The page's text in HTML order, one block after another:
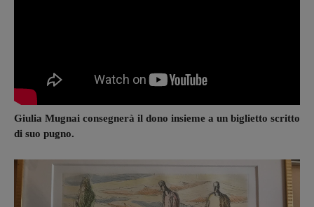
Giulia Mugnai consegnerà il dono insieme a un biglietto scritto
di suo pugno.